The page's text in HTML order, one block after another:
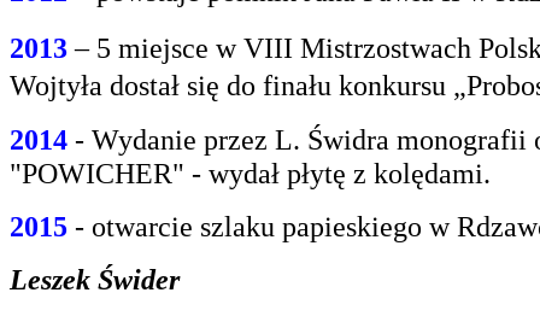
2013– 5 miejsce w VIII Mistrzostwach
Wojtyła dostał się do finału konkursu
2014 - Wydanie przez L. Świdra monografii
"POWICHER" - wydał płytę z kolędami.
2015 - otwarcie szlaku papieskiego w
Leszek Świder